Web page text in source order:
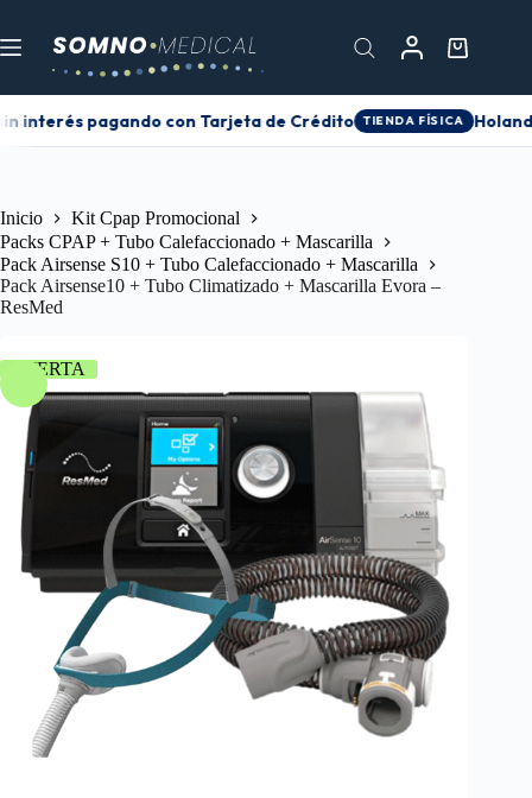
interés pagando con Tarjeta de Crédito TIENDA FÍSICA
Inicio
Kit Cpap Promocional
Packs CPAP + Tubo Calefaccionado + Mascarilla
Pack Airsense S10 + Tubo Calefaccionado + Mascarilla
Pack Airsense10 + Tubo Climatizado + Mascarilla Evora –
ResMed
OFERTA